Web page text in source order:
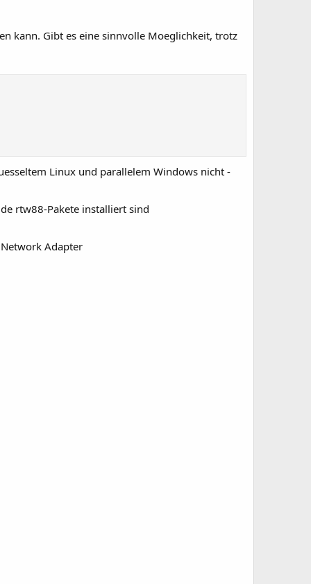
kann. Gibt es eine sinnvolle Moeglichkeit, trotz
Linux und parallelem Windows nicht -
rtw88-Pakete installiert sind
Adapter